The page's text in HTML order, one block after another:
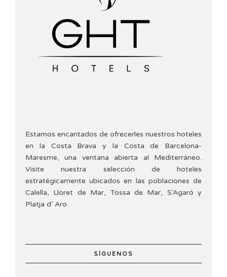
Estamos encantados de ofrecerles nuestros hoteles
en la Costa Brava y la Costa de Barcelona-
Maresme, una ventana abierta al Mediterráneo.
Visite nuestra selección de hoteles
estratégicamente ubicados en las poblaciones de
Calella, Lloret de Mar, Tossa de Mar, S’Agaró y
Platja d’ Aro.
SÍGUENOS